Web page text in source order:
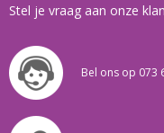
Stel je vraag aan onze
Bel ons op 073